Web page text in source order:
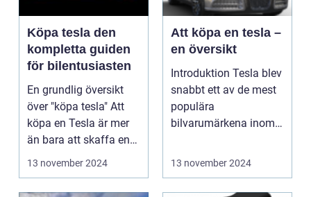
Köpa tesla den
kompletta guiden
för bilentusiasten
En grundlig översikt
över "köpa tesla" Att
köpa en Tesla är mer
än bara att skaffa en
vanlig bil. D...
13 november 2024
Att köpa en tesla –
en översikt
Introduktion Tesla blev
snabbt ett av de mest
populära
bilvarumärkena inom
...
13 november 2024